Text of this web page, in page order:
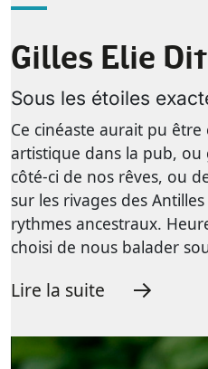
Gilles Elie
Sous les étoiles
Ce cinéaste aurait pu
artistique dans la pub, ou
côté-ci de nos rêves, ou
sur les rivages des
rythmes ancestraux.
choisi de nous balader
Lire la suite